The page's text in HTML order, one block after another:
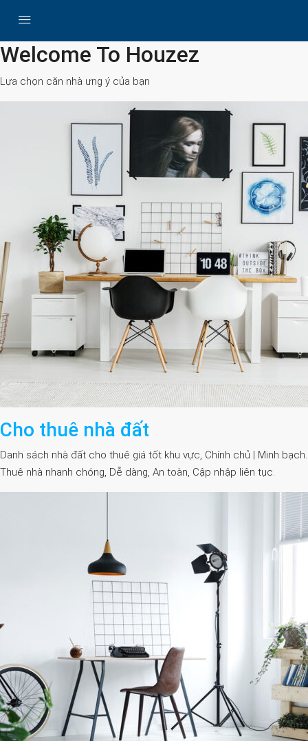
Search
Welcome To Houzez
Lựa chọn căn nhà ưng ý của bạn
Cho thuê nhà đất
Danh sách nhà đất cho thuê giá tốt khu vực, Chính chủ | Minh bạch.
Thuê nhà nhanh chóng, Dễ dàng, An toàn, Cập nhập liên tục.